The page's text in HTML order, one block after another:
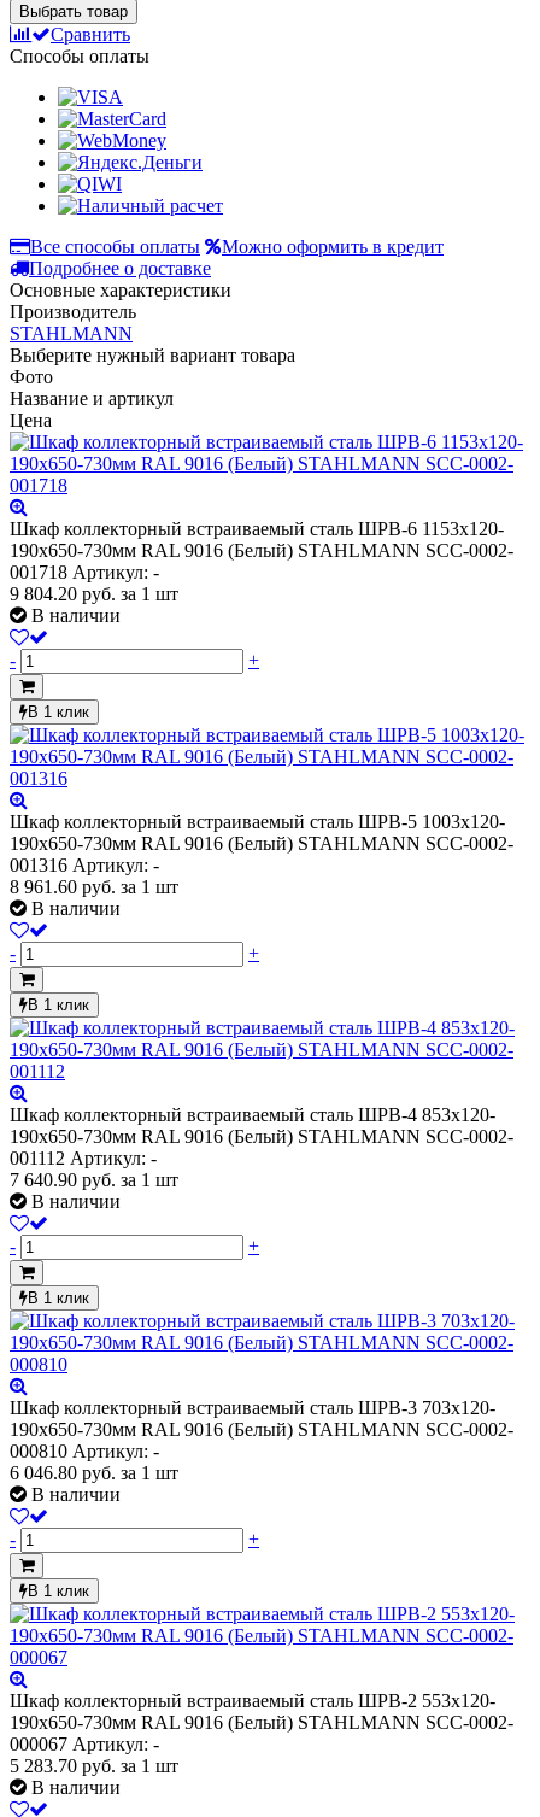
Выбрать товар
Сравнить
Способы оплаты
Все способы оплаты
Можно оформить в кредит
Подробнее о доставке
Основные характеристики
Производитель
STAHLMANN
Выберите нужный вариант товара
Фото
Название и артикул
Цена
Шкаф коллекторный встраиваемый сталь ШРВ-6 1153х120-
190х650-730мм RAL 9016 (Белый) STAHLMANN SCC-0002-
001718 Артикул: -
9 804.20 руб. за 1 шт
В наличии
- +
В 1 клик
Шкаф коллекторный встраиваемый сталь ШРВ-5 1003х120-
190х650-730мм RAL 9016 (Белый) STAHLMANN SCC-0002-
001316 Артикул: -
8 961.60 руб. за 1 шт
В наличии
- +
В 1 клик
Шкаф коллекторный встраиваемый сталь ШРВ-4 853х120-
190х650-730мм RAL 9016 (Белый) STAHLMANN SCC-0002-
001112 Артикул: -
7 640.90 руб. за 1 шт
В наличии
- +
В 1 клик
Шкаф коллекторный встраиваемый сталь ШРВ-3 703х120-
190х650-730мм RAL 9016 (Белый) STAHLMANN SCC-0002-
000810 Артикул: -
6 046.80 руб. за 1 шт
В наличии
- +
В 1 клик
Шкаф коллекторный встраиваемый сталь ШРВ-2 553х120-
190х650-730мм RAL 9016 (Белый) STAHLMANN SCC-0002-
000067 Артикул: -
5 283.70 руб. за 1 шт
В наличии